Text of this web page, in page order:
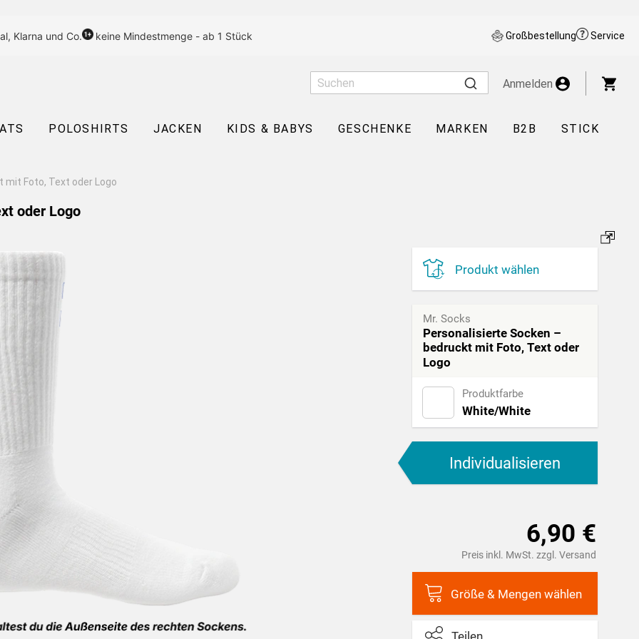
Klarna und Co. keine Mindestmenge - ab 1 Stück Großbestellung Service
Anmelden
POLOSHIRTS JACKEN KIDS & BABYS GESCHENKE MARKEN B2B
STICK
mit Foto, Text oder Logo
oder Logo
Produkt wählen
Mr. Socks
Personalisierte Socken –
bedruckt mit Foto, Text oder
Logo
Produktfarbe
White/White
Individualisieren
6,90 €
Preis inkl. MwSt. zzgl. Versand
Größe & Mengen wählen